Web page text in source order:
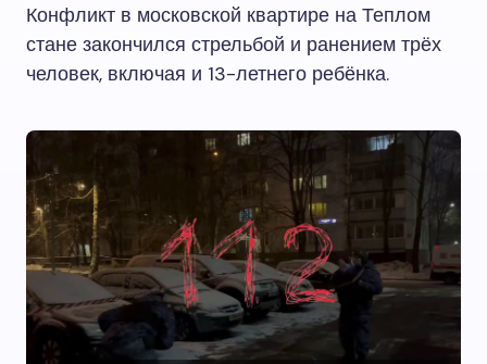
Конфликт в московской квартире на Теплом
стане закончился стрельбой и ранением трёх
человек, включая и 13-летнего ребёнка.